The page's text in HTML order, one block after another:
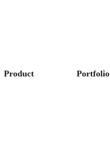
Product Portfolio